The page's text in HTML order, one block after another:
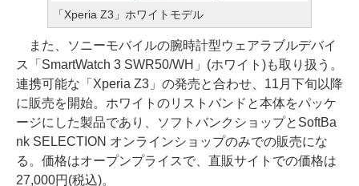
「Xperia Z3」ホワイトモデル
また、ソニーモバイルの腕時計型ウェアラブルデバイ
ス「SmartWatch 3 SWR50/WH」(ホワイト)も取り扱う。
連携可能な「Xperia Z3」の発売と合わせ、11月下旬以降
に販売を開始。ホワイトのリストバンドと本体をパッケ
ージにした製品であり、ソフトバンクショップとSoftBa
nk SELECTION オンラインショップのみでの販売にな
る。価格はオープンプライスで、直販サイトでの価格は
27,000円(税込)。